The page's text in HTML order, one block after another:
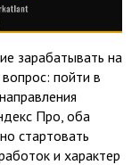
зарабатывать на
пойти в
Про, оба
стартовать
и характер